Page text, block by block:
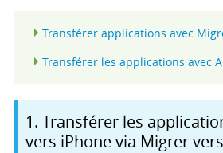
Transférer applications avec
Transférer les applications avec
1. Transférer les
vers iPhone via Migrer